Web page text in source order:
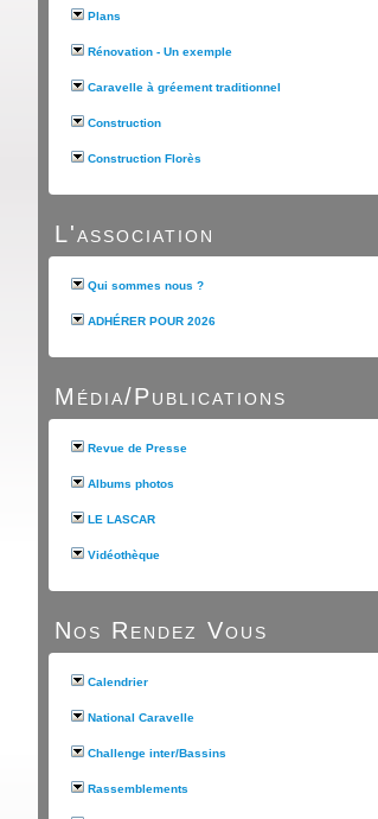
Plans
Rénovation - Un exemple
Caravelle à gréement traditionnel
Construction
Construction Florès
L'association
Qui sommes nous ?
ADHÉRER POUR 2026
Média/Publications
Revue de Presse
Albums photos
LE LASCAR
Vidéothèque
Nos Rendez Vous
Calendrier
National Caravelle
Challenge inter/Bassins
Rassemblements